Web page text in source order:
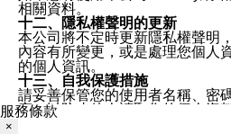
相關資料。
十二、隱私權聲明的更新
本公司將不定時更新隱私權聲明
內容有所變更，或是處理您個人
的個人資訊。
十三、自我保護措施
請妥善保管您的使用者名稱、密
窗，以防止他人讀取您的個人資
服務條款
×